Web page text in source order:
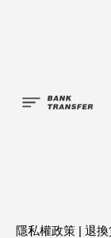
隱私權政策| 退換